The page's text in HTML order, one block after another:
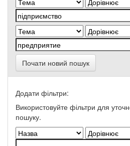
Почати новий пошук
Додати фільтри:
Використовуйте фільтри для
пошуку.